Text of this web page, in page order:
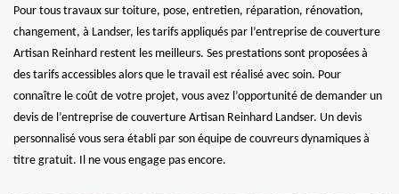
Pour tous travaux sur toiture, pose, entretien, réparation, rénovation,
changement, à Landser, les tarifs appliqués par l’entreprise de couverture
Artisan Reinhard restent les meilleurs. Ses prestations sont proposées à
des tarifs accessibles alors que le travail est réalisé avec soin. Pour
connaître le coût de votre projet, vous avez l’opportunité de demander un
devis de l’entreprise de couverture Artisan Reinhard Landser. Un devis
personnalisé vous sera établi par son équipe de couvreurs dynamiques à
titre gratuit. Il ne vous engage pas encore.